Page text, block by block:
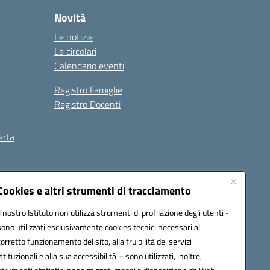
e altri strumenti di tracciamento
nostro Istituto non utilizza strumenti di profilazione degli utenti -
utilizzati esclusivamente cookies tecnici necessari al
funzionamento del sito, alla fruibilità dei servizi
e alla sua accessibilità – sono utilizzati, inoltre,
Novità
Le notizie
Le circolari
Calendario eventi
Registro Famiglie
Registro Docenti
Note legali